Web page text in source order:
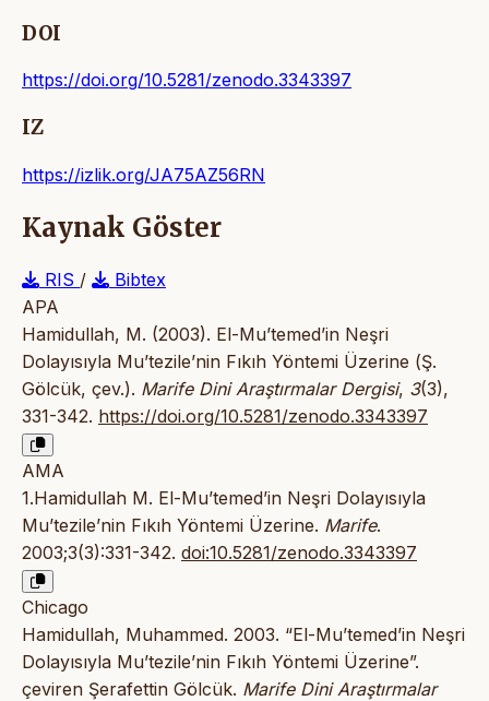
DOI
https://doi.org/10.5281/zenodo.3343397
IZ
https://izlik.org/JA75AZ56RN
Kaynak Göster
RIS /
Bibtex
APA
Hamidullah, M. (2003). El-Mu’temed’in Neşri
Dolayısıyla Mu’tezile’nin Fıkıh Yöntemi Üzerine (Ş.
Gölcük, çev.). Marife Dini Araştırmalar Dergisi, 3(3),
331-342. https://doi.org/10.5281/zenodo.3343397
AMA
1.Hamidullah M. El-Mu’temed’in Neşri Dolayısıyla
Mu’tezile’nin Fıkıh Yöntemi Üzerine. Marife.
2003;3(3):331-342. doi:10.5281/zenodo.3343397
Chicago
Hamidullah, Muhammed. 2003. “El-Mu’temed’in Neşri
Dolayısıyla Mu’tezile’nin Fıkıh Yöntemi Üzerine”.
çeviren Şerafettin Gölcük. Marife Dini Araştırmalar